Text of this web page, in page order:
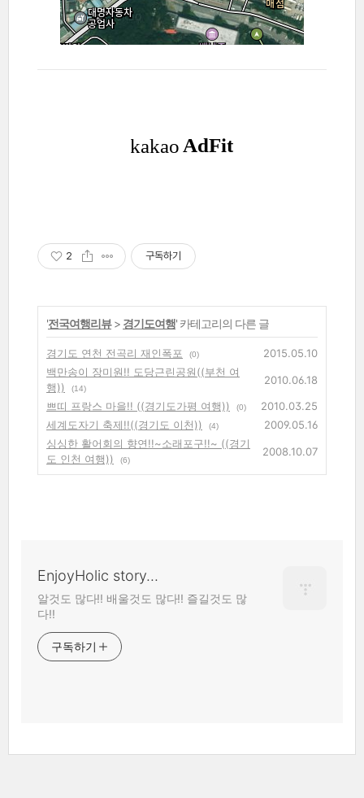
2 구독하기
'전국여행리뷰> 경기도여행' 카테고리의 다른 글
경기도 연천 전곡리 재인폭포 (0)
2015.05.10
백만송이 장미원!! 도당근린공원((부천 여
행))
(14)
2010.06.18
쁘띠 프랑스 마을!! ((경기도가평 여행))
(0)
2010.03.25
세계도자기 축제!!((경기도 이천))
(4)
2009.05.16
싱싱한 활어회의 향연!!~소래포구!!~ ((경기
도 인천 여행))
(6)
2008.10.07
EnjoyHolic story...
알것도 많다!! 배울것도 많다!! 즐길것도 많
다!!
구독하기